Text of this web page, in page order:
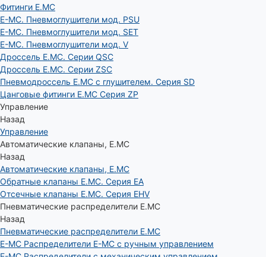
Фитинги E.MC
E-MC. Пневмоглушители мод. PSU
E-MC. Пневмоглушители мод. SET
E-MC. Пневмоглушители мод. V
Дроссель E.MC. Серии QSC
Дроссель E.MC. Серии ZSC
Пневмодроссель E.MC с глушителем. Серия SD
Цанговые фитинги E.MC Серия ZP
Управление
Назад
Управление
Автоматические клапаны, Е.МС
Назад
Автоматические клапаны, Е.МС
Обратные клапаны E.MC. Серия EA
Отсечные клапаны E.MC. Серия EHV
Пневматические распределители E.MC
Назад
Пневматические распределители E.MC
E-MC Распределители E-MC с ручным управлением